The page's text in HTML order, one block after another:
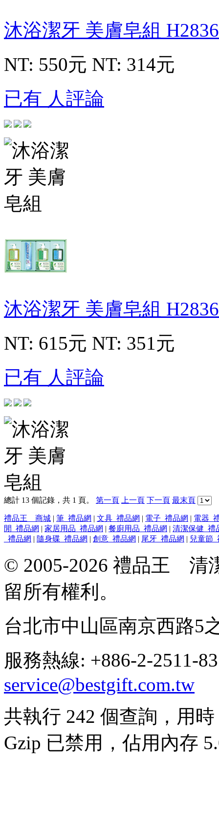
沐浴潔牙 美膚皂組
NT: 550元 NT: 314元
已有 人評論
沐浴潔牙 美膚皂組
NT: 615元 NT: 351元
已有 人評論
總計 13 個記錄，共 1 頁。 第一頁 上一頁 下一頁 最末頁
禮品王 商城 | 筆_禮品網 | 文具_禮品網 | 電子_禮品網 | 電器_
閒_禮品網 | 家居用品_禮品網 | 餐廚用品_禮品網 | 清潔保健_禮
_禮品網 | 隨身碟_禮品網 | 創意_禮品網 | 尾牙_禮品網 | 兒童節
© 2005-2026 禮品王 清
留所有權利。
台北市中山區南京西路5
服務熱線: +886-2-
service@bestgift.com.tw
共執行 242 個查詢，用
Gzip 已禁用，佔用內存